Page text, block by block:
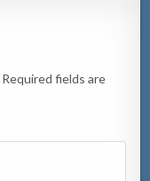
Required fields are